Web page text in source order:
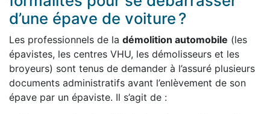
d’une épave de voiture ?
Les professionnels de la démolition automobile (les
épavistes, les centres VHU, les démolisseurs et les
broyeurs) sont tenus de demander à l’assuré plusieurs
documents administratifs avant l’enlèvement de son
épave par un épaviste. Il s’agit de :